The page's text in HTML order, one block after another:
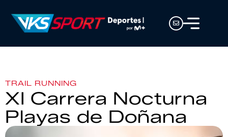
TRAIL RUNNING
XI Carrera Nocturna
Playas de Doñana